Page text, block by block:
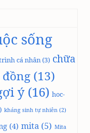
sống
cá nhân(3) chữa
đồng (13)
ý (16) hoc-
kháng sinh tự nhiên (2)
(4) mita (5) Mita